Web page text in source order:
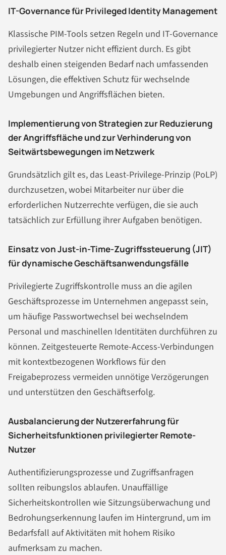
IT-Governance für Privileged Identity Management
Klassische PIM-Tools setzen Regeln und IT-Governance
privilegierter Nutzer nicht effizient durch. Es gibt
deshalb einen steigenden Bedarf nach umfassenden
Lösungen, die effektiven Schutz für wechselnde
Umgebungen und Angriffsflächen bieten.
Implementierung von Strategien zur Reduzierung
der Angriffsfläche und zur Verhinderung von
Seitwärtsbewegungen im Netzwerk
Grundsätzlich gilt es, das Least-Privilege-Prinzip (PoLP)
durchzusetzen, wobei Mitarbeiter nur über die
erforderlichen Nutzerrechte verfügen, die sie auch
tatsächlich zur Erfüllung ihrer Aufgaben benötigen.
Einsatz von Just-in-Time-Zugriffssteuerung (JIT)
für dynamische Geschäftsanwendungsfälle
Privilegierte Zugriffskontrolle muss an die agilen
Geschäftsprozesse im Unternehmen angepasst sein,
um häufige Passwortwechsel bei wechselndem
Personal und maschinellen Identitäten durchführen zu
können. Zeitgesteuerte Remote-Access-Verbindungen
mit kontextbezogenen Workflows für den
Freigabeprozess vermeiden unnötige Verzögerungen
und unterstützen den Geschäftserfolg.
Ausbalancierung der Nutzererfahrung für
Sicherheitsfunktionen privilegierter Remote-
Nutzer
Authentifizierungsprozesse und Zugriffsanfragen
sollten reibungslos ablaufen. Unauffällige
Sicherheitskontrollen wie Sitzungsüberwachung und
Bedrohungserkennung laufen im Hintergrund, um im
Bedarfsfall auf Aktivitäten mit hohem Risiko
aufmerksam zu machen.